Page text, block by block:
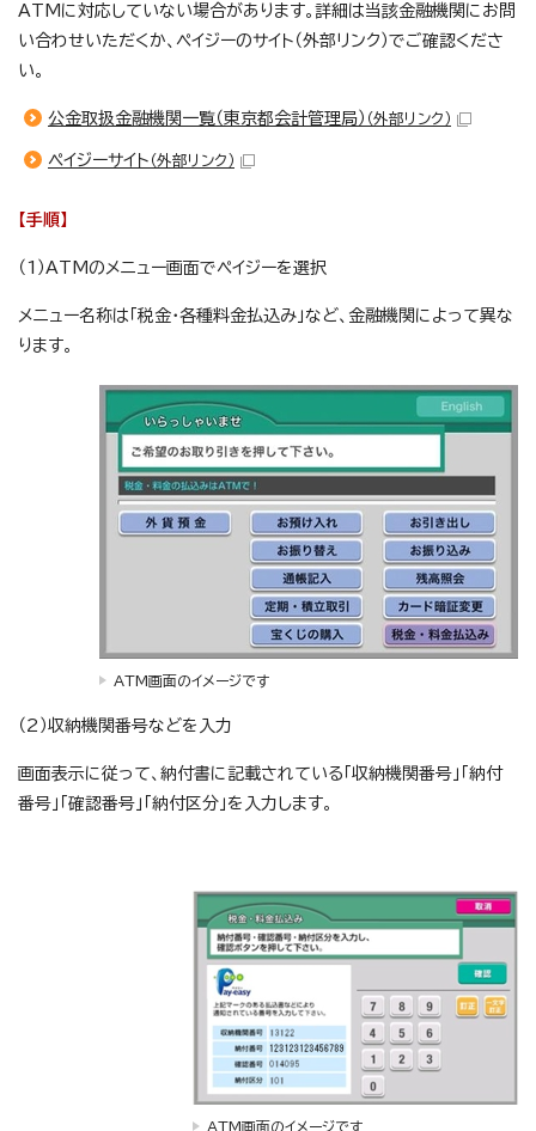
ATMに対応していない場合があります。詳細は当該金融機関にお問
い合わせいただくか、ペイジーのサイト（外部リンク）でご確認くださ
い。
公金取扱金融機関一覧（東京都会計管理局） （外部リンク）
ペイジーサイト （外部リンク）
【手順】
（1）ATMのメニュー画面でペイジーを選択
メニュー名称は「税金・各種料金払込み」など、金融機関によって異な
ります。
ATM画面のイメージです
（2）収納機関番号などを入力
画面表示に従って、納付書に記載されている「収納機関番号」「納付
番号」「確認番号」「納付区分」を入力します。
ATM画面のイメージです